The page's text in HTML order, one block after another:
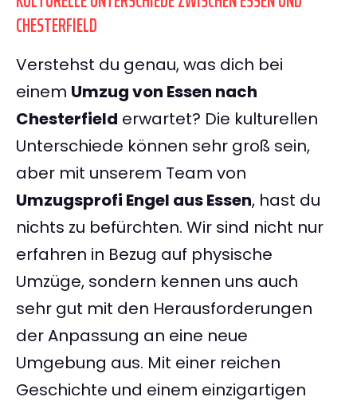
CHESTERFIELD
Verstehst du genau, was dich bei
einem Umzug von Essen nach
Chesterfield erwartet? Die kulturellen
Unterschiede können sehr groß sein,
aber mit unserem Team von
Umzugsprofi Engel aus Essen, hast du
nichts zu befürchten. Wir sind nicht nur
erfahren in Bezug auf physische
Umzüge, sondern kennen uns auch
sehr gut mit den Herausforderungen
der Anpassung an eine neue
Umgebung aus. Mit einer reichen
Geschichte und einem einzigartigen